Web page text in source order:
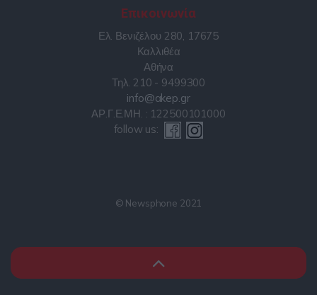
Επικοινωνία
Ελ. Βενιζέλου 280, 17675
Καλλιθέα
Αθήνα
Τηλ. 210 - 9499300
info@akep.gr
ΑΡ.Γ.Ε.ΜΗ. : 122500101000
follow us:
© Newsphone 2021